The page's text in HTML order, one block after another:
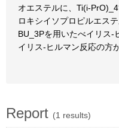
オエステルに、Ti(i-
ロキシイソプロピルエス
BU_3Pを用いたべイリス-
イリス-ヒルマン反応の方
Report (1 results)